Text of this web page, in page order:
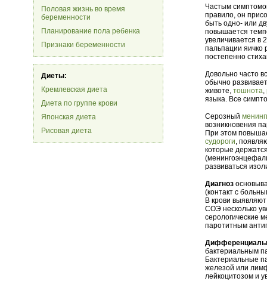
Половая жизнь во время
беременности
Планирование пола ребенка
Признаки беременности
Диеты:
Кремлевская диета
Диета по группе крови
Японская диета
Рисовая диета
Частым
правило, он
быть одно- или
повышается
увеличивается в
пальпации яичко
постепенно
Довольно часто
обычно
животе, тошнота,
языка. Все
Серозный
возникновения
При этом
судороги,
которые
развиваться
Диагноз
(контакт с
В крови
СОЭ несколько
серологические
паротитным
бактериальным
Бактериальные
железой или
лейкоцитозом и